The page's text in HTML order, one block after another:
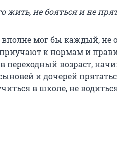
жить, не бояться и не
вполне мог бы каждый, не
приучают к нормам и
переходный возраст,
и дочерей
в школе, не